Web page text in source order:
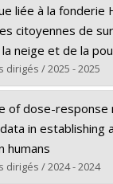
Karel
dans Papyrus
liée à la fonderie
citoyennes de
neige et de la
/ 2025 - 2025
Diene
dans Papyrus
of dose-response
in establishing
humans
/ 2024 - 2024